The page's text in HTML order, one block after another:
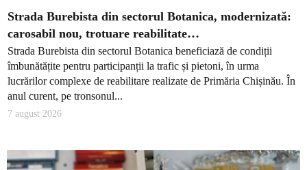
Strada Burebista din sectorul Botanica, modernizată:
carosabil nou, trotuare reabilitate…
Strada Burebista din sectorul Botanica beneficiază de condiții
îmbunătățite pentru participanții la trafic și pietoni, în urma
lucrărilor complexe de reabilitare realizate de Primăria Chișinău. În
anul curent, pe tronsonul...
7 august 2026